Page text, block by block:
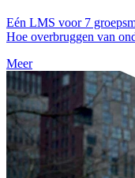
Eén LMS voor 7
Hoe overbruggen van
Meer